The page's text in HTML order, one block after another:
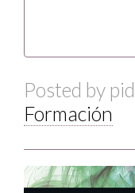
Posted by
Formación